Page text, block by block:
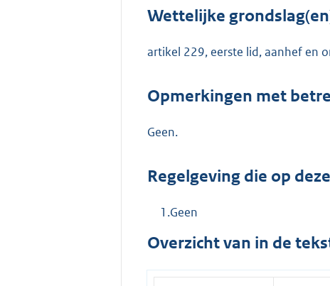
Wettelijke
artikel 229, eerste lid, aanhef en
Opmerkingen met
Geen.
Regelgeving die op
1.Geen
Overzicht van in de